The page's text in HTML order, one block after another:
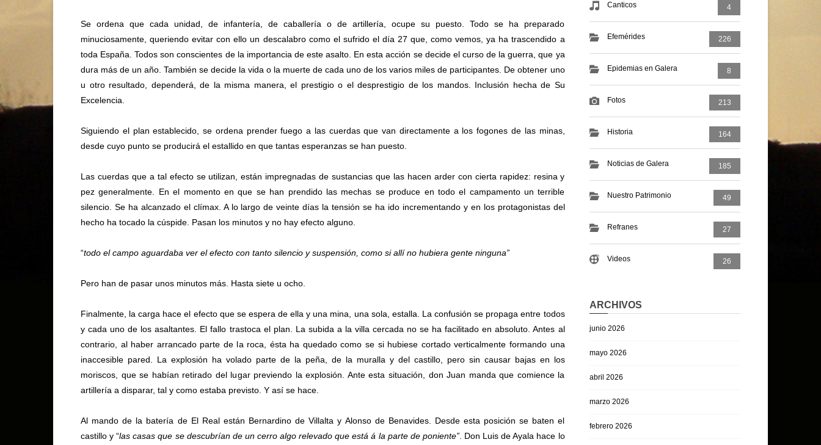
Se ordena que cada unidad, de infantería, de caballería o de artillería, ocupe su puesto. Todo se ha preparado
minuciosamente, queriendo evitar con ello un descalabro como el sufrido el día 27 que, como vemos, ya ha trascendido a
toda España. Todos son conscientes de la importancia de este asalto. En esta acción se decide el curso de la guerra, que ya
dura más de un año. También se decide la vida o la muerte de cada uno de los varios miles de participantes. De obtener uno
u otro resultado, dependerá, de la misma manera, el prestigio o el desprestigio de los mandos. Inclusión hecha de Su
Excelencia.
Siguiendo el plan establecido, se ordena prender fuego a las cuerdas que van directamente a los fogones de las minas,
desde cuyo punto se producirá el estallido en que tantas esperanzas se han puesto.
Las cuerdas que a tal efecto se utilizan, están impregnadas de sustancias que las hacen arder con cierta rapidez: resina y
pez generalmente. En el momento en que se han prendido las mechas se produce en todo el campamento un terrible
silencio. Se ha alcanzado el clímax. A lo largo de veinte días la tensión se ha ido incrementando y en los protagonistas del
hecho ha tocado la cúspide. Pasan los minutos y no hay efecto alguno.
“todo el campo aguardaba ver el efecto con tanto silencio y suspensión, como si allí no hubiera gente ninguna”
Pero han de pasar unos minutos más. Hasta siete u ocho.
Finalmente, la carga hace el efecto que se espera de ella y una mina, una sola, estalla. La confusión se propaga entre todos
y cada uno de los asaltantes. El fallo trastoca el plan. La subida a la villa cercada no se ha facilitado en absoluto. Antes al
contrario, al haber arrancado parte de la roca, ésta ha quedado como se si hubiese cortado verticalmente formando una
inaccesible pared. La explosión ha volado parte de la peña, de la muralla y del castillo, pero sin causar bajas en los
moriscos, que se habían retirado del lugar previendo la explosión. Ante esta situación, don Juan manda que comience la
artillería a disparar, tal y como estaba previsto. Y así se hace.
Al mando de la batería de El Real están Bernardino de Villalta y Alonso de Benavides. Desde esta posición se baten el
castillo y “las casas que se descubrían de un cerro algo relevado que está á la parte de poniente”. Don Luis de Ayala hace lo
Canticos 4
Efemérides 226
Epidemias en Galera 8
Fotos 213
Historia 164
Noticias de Galera 185
Nuestro Patrimonio 49
Refranes 27
Videos 26
ARCHIVOS
junio 2026
mayo 2026
abril 2026
marzo 2026
febrero 2026